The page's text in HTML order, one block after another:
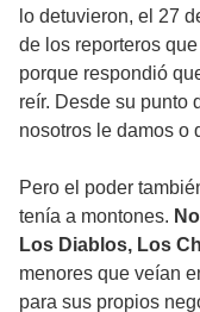
lo detuvieron, el 27
de los reporteros
porque respondió
reír. Desde su punto
nosotros le damos o
Pero el poder
tenía a montones.
Los Diablos, Los
menores que veían
para sus propios